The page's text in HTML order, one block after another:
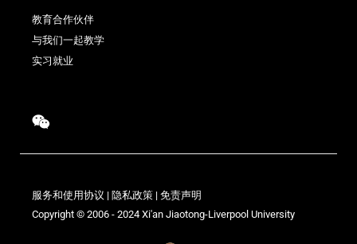
教育合作伙伴
与我们一起教学
实习就业
服务和使用协议 | 隐私政策 | 免责声明
Copyright © 2006 - 2024 Xi'an Jiaotong-Liverpool University